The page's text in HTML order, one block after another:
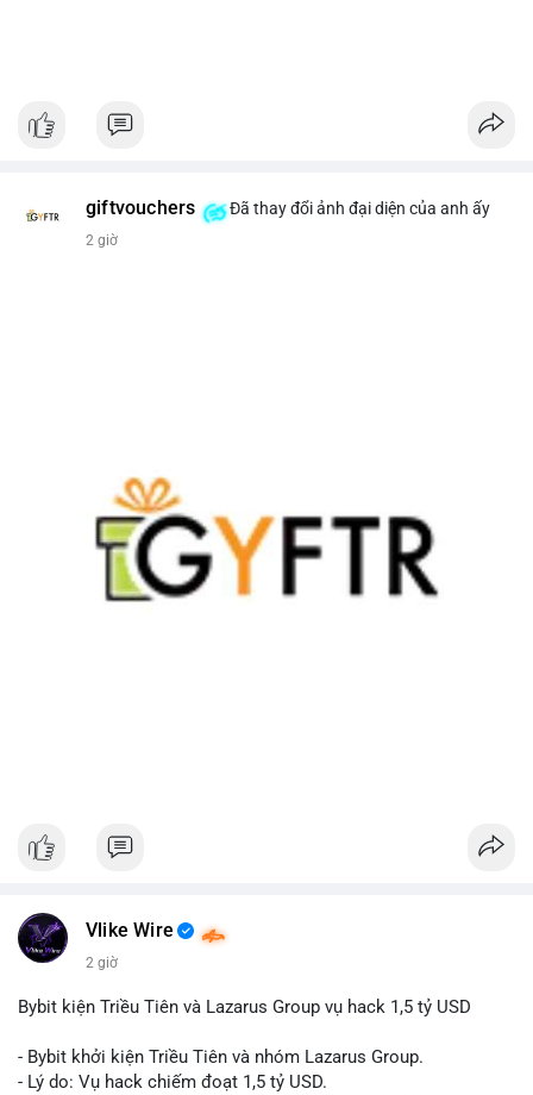
giftvouchers Đã thay đổi ảnh đại diện của anh ấy
2 giờ
Vlike Wire
2 giờ
Bybit kiện Triều Tiên và Lazarus Group vụ hack 1,5 tỷ USD
- Bybit khởi kiện Triều Tiên và nhóm Lazarus Group.
- Lý do: Vụ hack chiếm đoạt 1,5 tỷ USD.